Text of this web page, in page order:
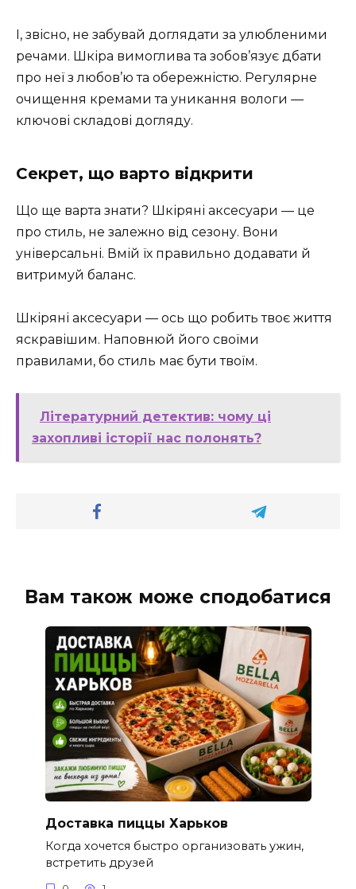
І, звісно, не забувай доглядати за улюбленими
речами. Шкіра вимоглива та зобов’язує дбати
про неї з любов’ю та обережністю. Регулярне
очищення кремами та уникання вологи —
ключові складові догляду.
Секрет, що варто відкрити
Що ще варта знати? Шкіряні аксесуари — це
про стиль, не залежно від сезону. Вони
універсальні. Вмій їх правильно додавати й
витримуй баланс.
Шкіряні аксесуари — ось що робить твоє життя
яскравішим. Наповнюй його своїми
правилами, бо стиль має бути твоїм.
Літературний детектив: чому ці
захопливі історії нас полонять?
Вам також може сподобатися
Доставка пиццы Харьков
Когда хочется быстро организовать ужин,
встретить друзей